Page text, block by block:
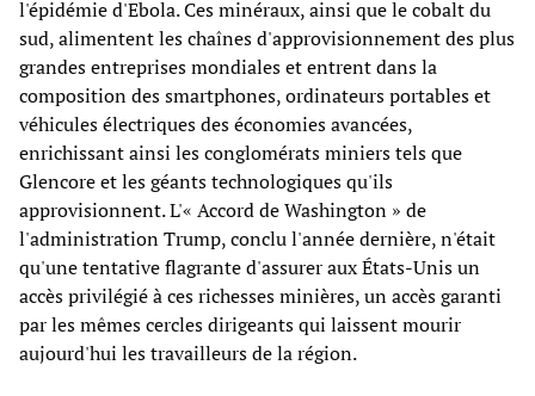
l'épidémie d'Ebola. Ces minéraux, ainsi que le cobalt du
sud, alimentent les chaînes d'approvisionnement des plus
grandes entreprises mondiales et entrent dans la
composition des smartphones, ordinateurs portables et
véhicules électriques des économies avancées,
enrichissant ainsi les conglomérats miniers tels que
Glencore et les géants technologiques qu'ils
approvisionnent. L'« Accord de Washington » de
l'administration Trump, conclu l'année dernière, n'était
qu'une tentative flagrante d'assurer aux États-Unis un
accès privilégié à ces richesses minières, un accès garanti
par les mêmes cercles dirigeants qui laissent mourir
aujourd'hui les travailleurs de la région.